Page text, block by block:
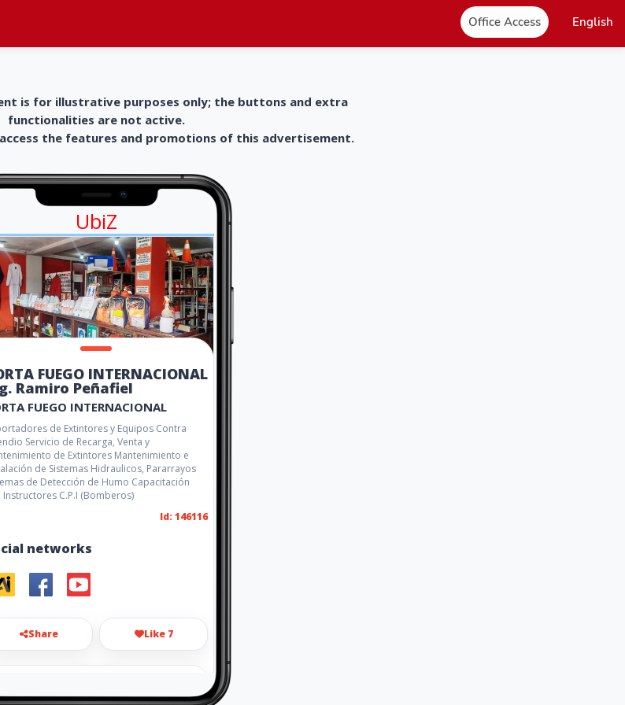
Office Access English
is for illustrative purposes only; the buttons and extra
functionalities are not active.
the features and promotions of this advertisement.
UbiZ
FUEGO INTERNACIONAL
Ramiro Peñafiel
FUEGO INTERNACIONAL
de Extintores y Equipos Contra
Servicio de Recarga, Venta y
de Extintores Mantenimiento e
de Sistemas Hidraulicos, Pararrayos
de Detección de Humo Capacitación
Instructores C.P.I (Bomberos)
Id: 146116
networks
Share Like 7